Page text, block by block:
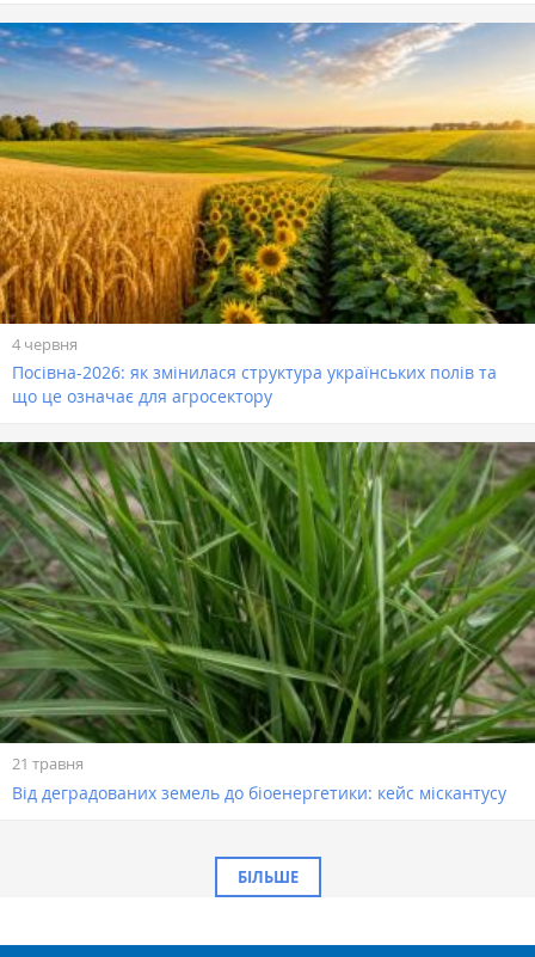
4 червня
Посівна-2026: як змінилася структура українських полів та
що це означає для агросектору
21 травня
Від деградованих земель до біоенергетики: кейс міскантусу
БІЛЬШЕ